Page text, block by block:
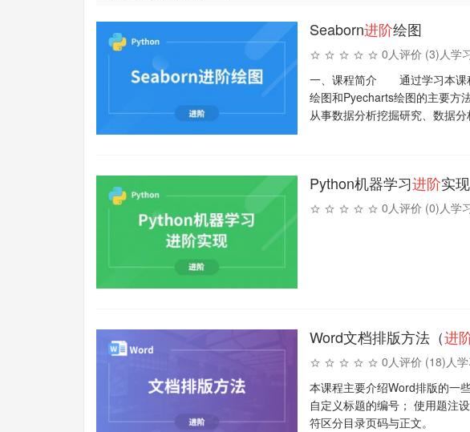
Seaborn进阶绘图
0人评价 (3)人学
一、课程简介 通过学习本课
绘图和Pyecharts绘图的主要方
从事数据分析挖掘研究、数据
Python机器学习进阶实现
0人评价 (0)人学
Word文档排版方法（进
0人评价 (18)人学
本课程主要介绍Word排版的一
自定义标题的编号； 使用题注
符区分目录页码与正文。